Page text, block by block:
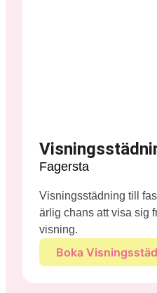
Fagersta
Visningsstädning till
ärlig chans att visa sig
visning.
Boka